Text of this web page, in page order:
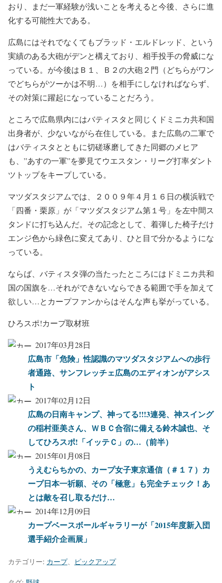
おり、まだ一軍経験が浅いことを考えると今後、さらに進
化する可能性大である。
広島にはそれでなくてもブラッド・エルドレッド、という
実績のある大砲がデンと構えており、相手投手の脅威にな
っている。が今後はＢ１、Ｂ２の大砲２門（どちらがワン
でどちらがツーかは不明…）を相手にしなければならず、
その対策に躍起になっていることだろう。
ところで広島県内にはバティスタと同じくドミニカ共和国
出身者が、少ないながら在住している。また広島の二軍で
はバティスタとともに切磋琢磨してきた同郷のメヒア
も、”あすの一軍”を夢見てウエスタン・リーグ打率ダント
ツトップをキープしている。
マツダスタジアムでは、２００９年４月１６日の横浜戦で
「四番・栗原」が「マツダスタジアム第１号」を左中間ス
タンドに打ち込んだ。その記念として、着弾した椅子だけ
エンジ色から緑色に変えてあり、ひと目で分かるようにな
っている。
ならば、バティスタ弾の当たったところにはドミニカ共和
国の国旗を…それができないならできる範囲で手を加えて
欲しい…とカープファンからはそんな声も挙がっている。
ひろスポ!カープ取材班
2017年03月28日
広島市「危険」性認識のマツダスタジアムへの歩行
者通路、サンフレッチェ広島のエディオンがアシス
ト
2017年02月12日
広島の日南キャンプ、神ってる!!!3連発、神スイング
の稲村亜美さん、ＷＢＣ合宿に備える鈴木誠也、そ
してひろスポ!「イッテＣ」の…（前半）
2015年01月08日
うえむらちかの、カープ女子東京通信（＃１７）カ
ープ日本一祈願、その「極意」も完全チェック！あ
とは敵を召し取るだけ…
2014年12月09日
カープベースボールギャラリーが「2015年度新入団
選手紹介企画展」
カテゴリー: カープ、 ピックアップ